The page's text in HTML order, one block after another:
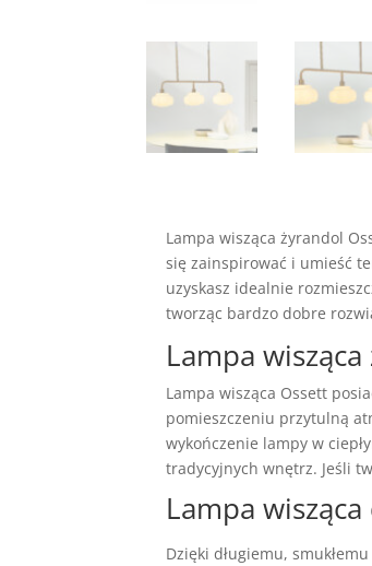
Lampa wisząca żyrandol
się zainspirować i umieść
uzyskasz idealnie
tworząc bardzo dobre
Lampa
Lampa wisząca Ossett
pomieszczeniu przytulną
wykończenie lampy w
tradycyjnych wnętrz. Jeśli
Lampa
Dzięki długiemu,